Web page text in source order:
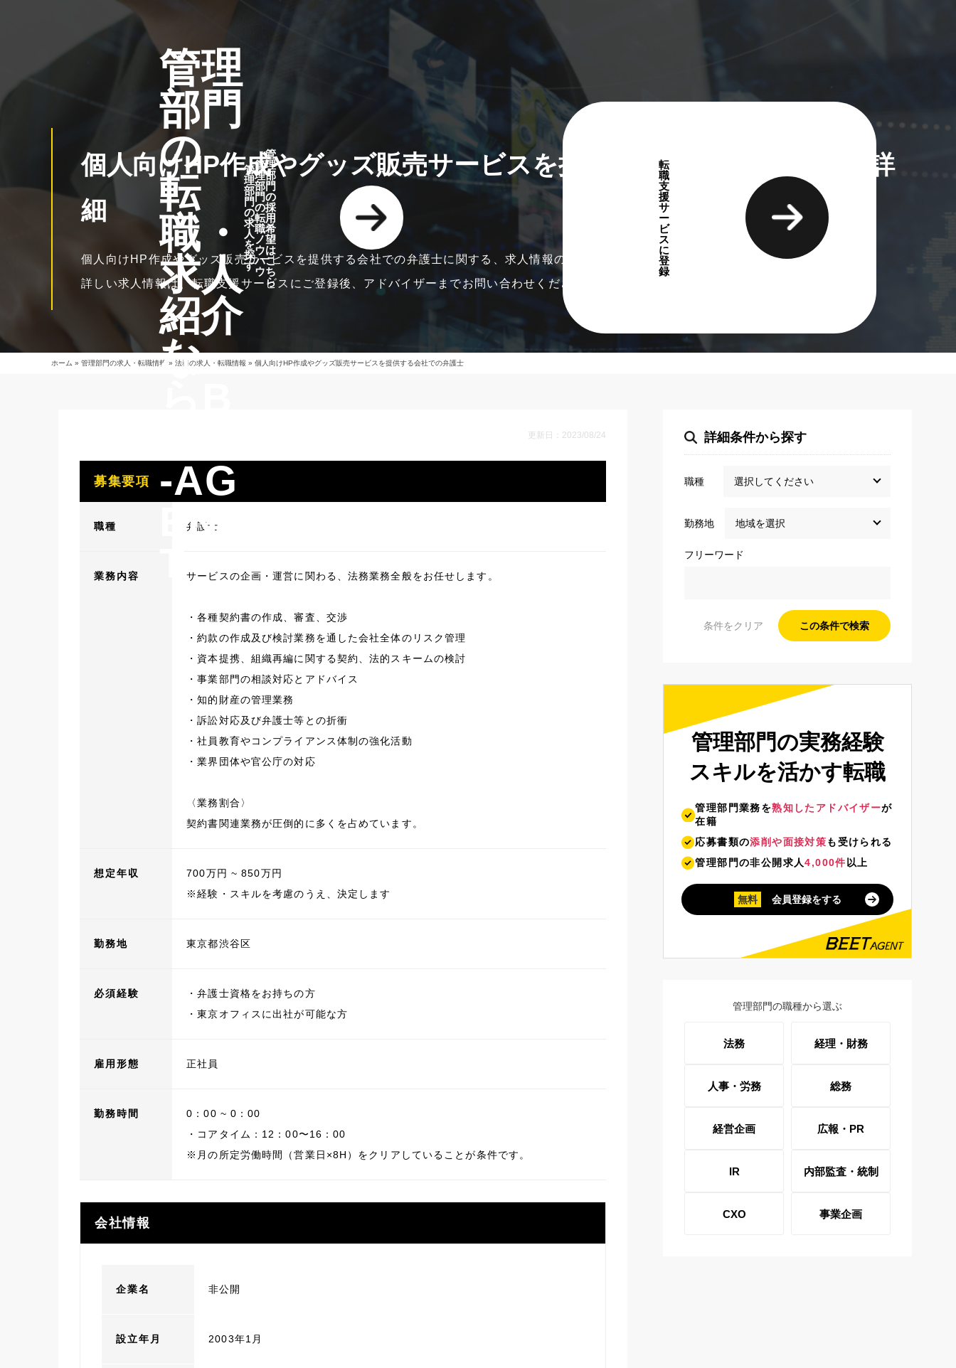
管理
部門
の
転
職・
求人
紹介
な
-AG
EN
管
理
部
門
の
求
人
を
探
す
管
理
部
門
の
転
職
ノ
ウ
ハ
ウ
管
理
部
門
の
採
用
希
望
は
こ
ち
ら
転
職
支
援
サ
ー
ビ
ス
に
登
録
個人向けHP作成やグッズ販売サービスを提供する会社での弁護士の詳
細
個人向けHP作成やグッズ販売サービスを提供する会社での弁護士に関する、求人情報の一部をご紹介しております。
詳しい求人情報は、転職支援サービスにご登録後、アドバイザーまでお問い合わせください。
ホーム » 管理部門の求人・転職情報 » 法務の求人・転職情報 » 個人向けHP作成やグッズ販売サービスを提供する会社での弁護士
更新日：2023/08/24
募集要項
職種 弁護士
業務内容 サービスの企画・運営に関わる、法務業務全般をお任せします。
・各種契約書の作成、審査、交渉
・約款の作成及び検討業務を通した会社全体のリスク管理
・資本提携、組織再編に関する契約、法的スキームの検討
・事業部門の相談対応とアドバイス
・知的財産の管理業務
・訴訟対応及び弁護士等との折衝
・社員教育やコンプライアンス体制の強化活動
・業界団体や官公庁の対応
〈業務割合〉
契約書関連業務が圧倒的に多くを占めています。
想定年収
700万円 ~ 850万円
※経験・スキルを考慮のうえ、決定します
勤務地 東京都渋谷区
必須経験
・弁護士資格をお持ちの方
・東京オフィスに出社が可能な方
雇用形態 正社員
勤務時間
0：00 ~ 0：00
・コアタイム：12：00〜16：00
※月の所定労働時間（営業日×8H）をクリアしていることが条件です。
会社情報
企業名 非公開
設立年月 2003年1月
詳細条件から探す
職種
勤務地
フリーワード
管理部門の実務経験
スキルを活かす転職
管理部門業務を熟知したアドバイザーが
在籍
応募書類の添削や面接対策も受けられる
管理部門の非公開求人4,000件以上
無料 会員登録をする
管理部門の職種から選ぶ
法務 経理・財務
人事・労務 総務
経営企画 広報・PR
IR 内部監査・統制
CXO 事業企画